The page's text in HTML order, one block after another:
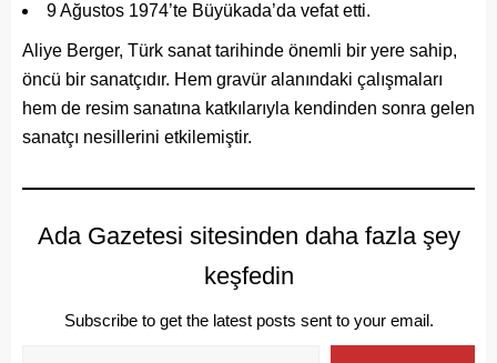
9 Ağustos 1974’te Büyükada’da vefat etti.
Aliye Berger, Türk sanat tarihinde önemli bir yere sahip,
öncü bir sanatçıdır. Hem gravür alanındaki çalışmaları
hem de resim sanatına katkılarıyla kendinden sonra gelen
sanatçı nesillerini etkilemiştir.
Ada Gazetesi sitesinden daha fazla şey
keşfedin
Subscribe to get the latest posts sent to your email.